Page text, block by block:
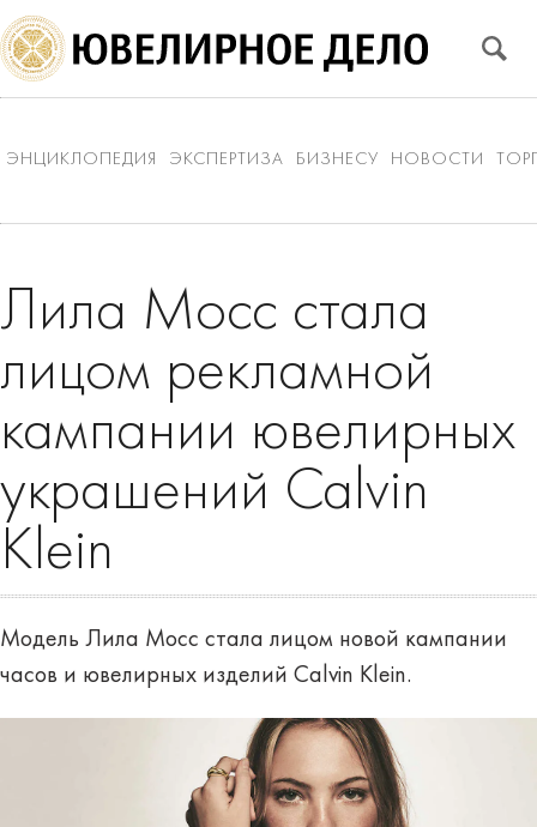
ЭНЦИКЛОПЕДИЯ ЭКСПЕРТИЗА БИЗНЕСУ НОВОСТИ
Лила Мосс стала
лицом рекламной
кампании ювелирных
украшений Calvin
Klein
Модель Лила Мосс стала лицом новой кампании
часов и ювелирных изделий Calvin Klein.